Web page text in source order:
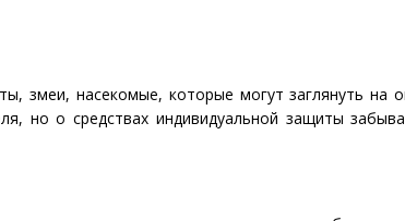
насекомые, которые могут заглянуть на
но о средствах индивидуальной защиты